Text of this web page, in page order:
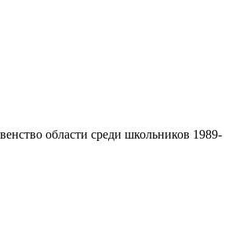
области среди школьников 1989-